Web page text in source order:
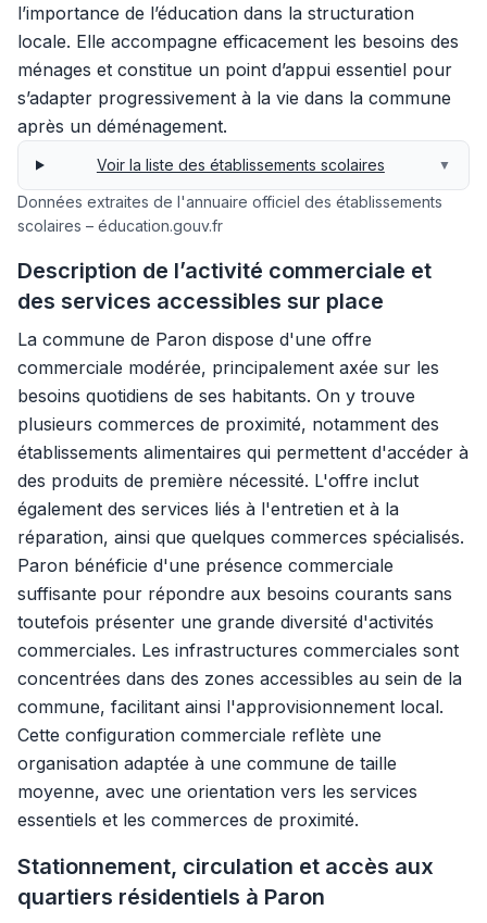
l’importance de l’éducation dans la structuration
locale. Elle accompagne efficacement les besoins des
ménages et constitue un point d’appui essentiel pour
s’adapter progressivement à la vie dans la commune
après un déménagement.
Voir la liste des établissements scolaires ▼
Données extraites de l'annuaire officiel des établissements
scolaires – éducation.gouv.fr
Description de l’activité commerciale et
des services accessibles sur place
La commune de Paron dispose d'une offre
commerciale modérée, principalement axée sur les
besoins quotidiens de ses habitants. On y trouve
plusieurs commerces de proximité, notamment des
établissements alimentaires qui permettent d'accéder à
des produits de première nécessité. L'offre inclut
également des services liés à l'entretien et à la
réparation, ainsi que quelques commerces spécialisés.
Paron bénéficie d'une présence commerciale
suffisante pour répondre aux besoins courants sans
toutefois présenter une grande diversité d'activités
commerciales. Les infrastructures commerciales sont
concentrées dans des zones accessibles au sein de la
commune, facilitant ainsi l'approvisionnement local.
Cette configuration commerciale reflète une
organisation adaptée à une commune de taille
moyenne, avec une orientation vers les services
essentiels et les commerces de proximité.
Stationnement, circulation et accès aux
quartiers résidentiels à Paron